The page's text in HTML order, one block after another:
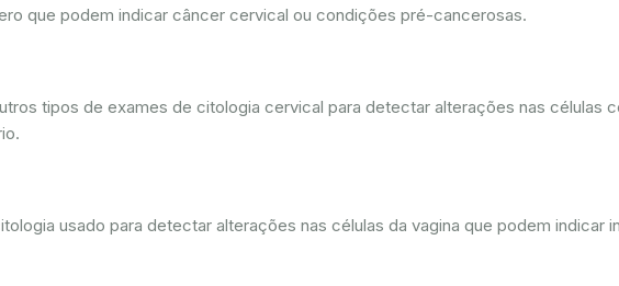
que podem indicar câncer cervical ou condições pré-cancerosas.
tipos de exames de citologia cervical para detectar alterações nas células
usado para detectar alterações nas células da vagina que podem indicar